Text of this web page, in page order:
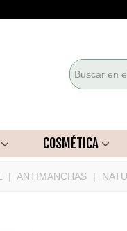
COSMÉTICA
| ANTIMANCHAS |